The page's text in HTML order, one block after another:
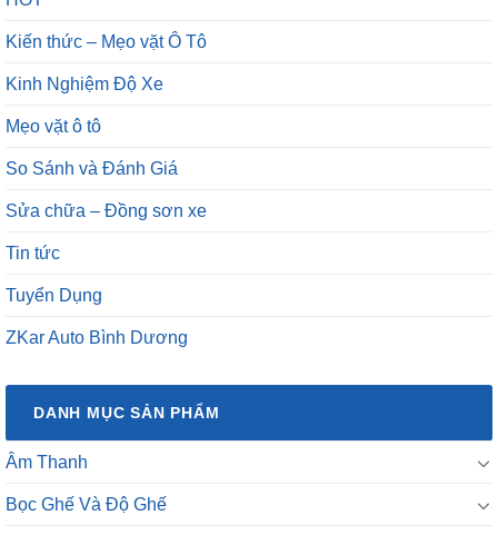
Kiến thức – Mẹo vặt Ô Tô
Kinh Nghiệm Độ Xe
Mẹo vặt ô tô
So Sánh và Đánh Giá
Sửa chữa – Đồng sơn xe
Tin tức
Tuyển Dụng
ZKar Auto Bình Dương
DANH MỤC SẢN PHẨM
Âm Thanh
Bọc Ghế Và Độ Ghế